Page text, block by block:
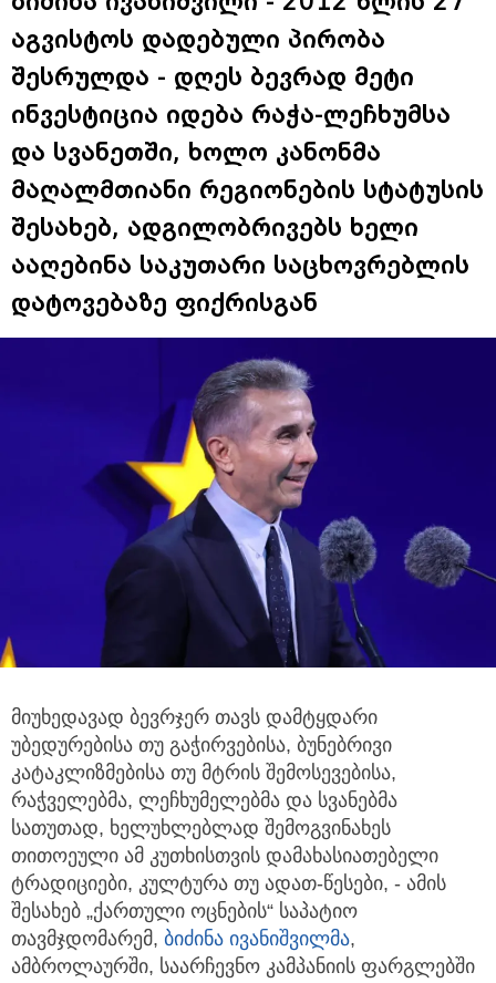
აგვისტოს დადებული პირობა
შესრულდა - დღეს ბევრად მეტი
ინვესტიცია იდება რაჭა-ლეჩხუმსა
და სვანეთში, ხოლო კანონმა
მაღალმთიანი რეგიონების სტატუსის
შესახებ, ადგილობრივებს ხელი
ააღებინა საკუთარი საცხოვრებლის
დატოვებაზე ფიქრისგან
მიუხედავად ბევრჯერ თავს დამტყდარი
უბედურებისა თუ გაჭირვებისა, ბუნებრივი
კატაკლიზმებისა თუ მტრის შემოსევებისა,
რაჭველებმა, ლეჩხუმელებმა და სვანებმა
სათუთად, ხელუხლებლად შემოგვინახეს
თითოეული ამ კუთხისთვის დამახასიათებელი
ტრადიციები, კულტურა თუ ადათ-წესები, - ამის
შესახებ „ქართული ოცნების“ საპატიო
თავმჯდომარემ, ბიძინა ივანიშვილმა,
ამბროლაურში, საარჩევნო კამპანიის ფარგლებში